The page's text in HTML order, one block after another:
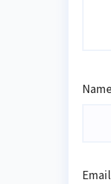
Email